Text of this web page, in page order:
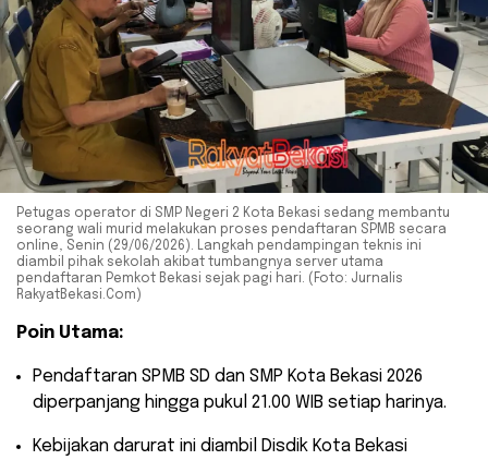
Petugas operator di SMP Negeri 2 Kota Bekasi sedang membantu
seorang wali murid melakukan proses pendaftaran SPMB secara
online, Senin (29/06/2026). Langkah pendampingan teknis ini
diambil pihak sekolah akibat tumbangnya server utama
pendaftaran Pemkot Bekasi sejak pagi hari. (Foto: Jurnalis
RakyatBekasi.Com)
Poin Utama:
​Pendaftaran SPMB SD dan SMP Kota Bekasi 2026
diperpanjang hingga pukul 21.00 WIB setiap harinya.
​Kebijakan darurat ini diambil Disdik Kota Bekasi